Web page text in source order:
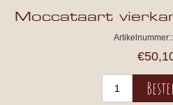
Moccataart
Artikelnummer::